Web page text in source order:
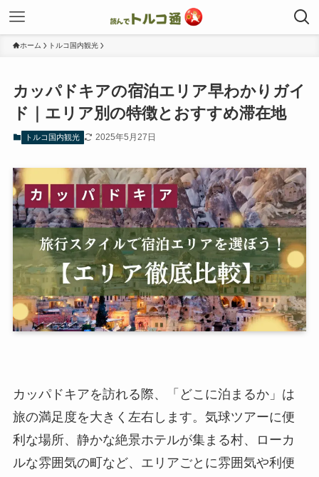
ホーム トルコ国内観光
カッパドキアの宿泊エリア早わかりガイ
ド｜エリア別の特徴とおすすめ滞在地
トルコ国内観光 2025年5月27日
カッパドキアを訪れる際、「どこに泊まるか」は
旅の満足度を大きく左右します。気球ツアーに便
利な場所、静かな絶景ホテルが集まる村、ローカ
ルな雰囲気の町など、エリアごとに雰囲気や利便